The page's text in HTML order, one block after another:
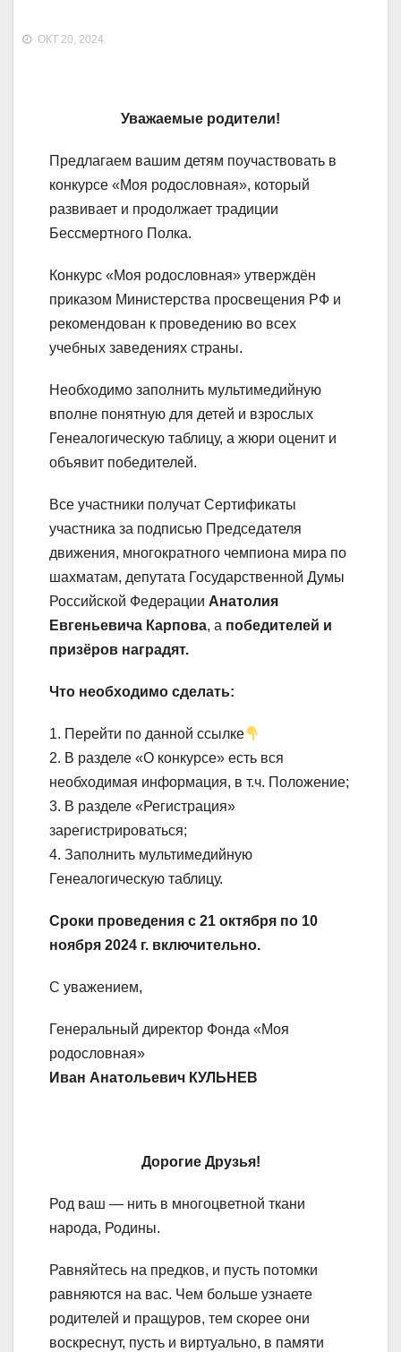
ОКТ 20, 2024
Уважаемые родители!
Предлагаем вашим детям поучаствовать в
конкурсе «Моя родословная», который
развивает и продолжает традиции
Бессмертного Полка.
Конкурс «Моя родословная» утверждён
приказом Министерства просвещения РФ и
рекомендован к проведению во всех
учебных заведениях страны.
Необходимо заполнить мультимедийную
вполне понятную для детей и взрослых
Генеалогическую таблицу, а жюри оценит и
объявит победителей.
Все участники получат Сертификаты
участника за подписью Председателя
движения, многократного чемпиона мира по
шахматам, депутата Государственной Думы
Российской Федерации Анатолия
Евгеньевича Карпова, а победителей и
призёров наградят.
Что необходимо сделать:
1. Перейти по данной ссылке
2. В разделе «О конкурсе» есть вся
необходимая информация, в т.ч. Положение;
3. В разделе «Регистрация»
зарегистрироваться;
4. Заполнить мультимедийную
Генеалогическую таблицу.
Сроки проведения с 21 октября по 10
ноября 2024 г. включительно.
С уважением,
Генеральный директор Фонда «Моя
родословная»
Иван Анатольевич КУЛЬНЕВ
Дорогие Друзья!
Род ваш — нить в многоцветной ткани
народа, Родины.
Равняйтесь на предков, и пусть потомки
равняются на вас. Чем больше узнаете
родителей и пращуров, тем скорее они
воскреснут, пусть и виртуально, в памяти